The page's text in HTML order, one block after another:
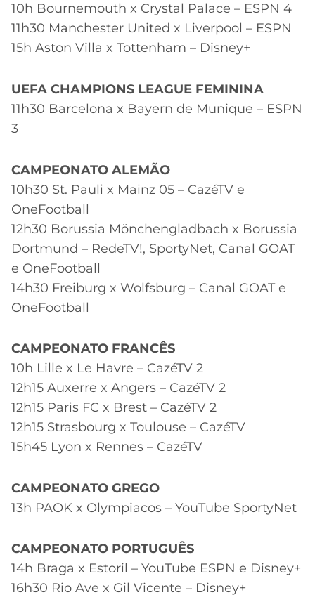
10h Bournemouth x Crystal Palace – ESPN 4
11h30 Manchester United x Liverpool – ESPN
15h Aston Villa x Tottenham – Disney+
UEFA CHAMPIONS LEAGUE FEMININA
11h30 Barcelona x Bayern de Munique – ESPN
3
CAMPEONATO ALEMÃO
10h30 St. Pauli x Mainz 05 – CazéTV e
OneFootball
12h30 Borussia Mönchengladbach x Borussia
Dortmund – RedeTV!, SportyNet, Canal GOAT
e OneFootball
14h30 Freiburg x Wolfsburg – Canal GOAT e
OneFootball
CAMPEONATO FRANCÊS
10h Lille x Le Havre – CazéTV 2
12h15 Auxerre x Angers – CazéTV 2
12h15 Paris FC x Brest – CazéTV 2
12h15 Strasbourg x Toulouse – CazéTV
15h45 Lyon x Rennes – CazéTV
CAMPEONATO GREGO
13h PAOK x Olympiacos – YouTube SportyNet
CAMPEONATO PORTUGUÊS
14h Braga x Estoril – YouTube ESPN e Disney+
16h30 Rio Ave x Gil Vicente – Disney+